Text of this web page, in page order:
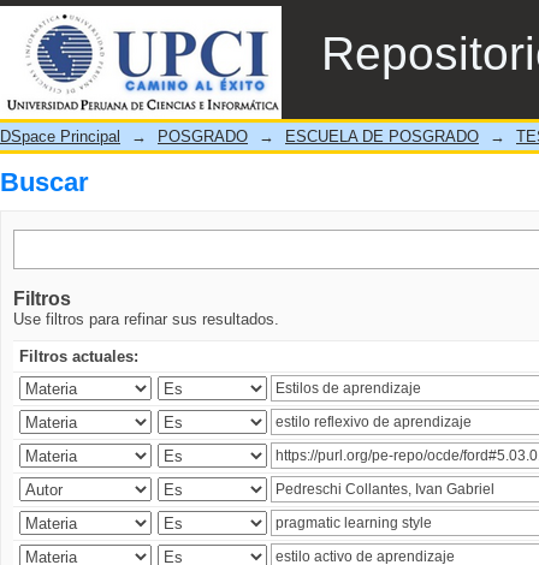
Buscar
DSpace Principal → POSGRADO → ESCUELA DE POSGRADO →
Buscar
Filtros
Use filtros para refinar sus resultados.
Filtros actuales: